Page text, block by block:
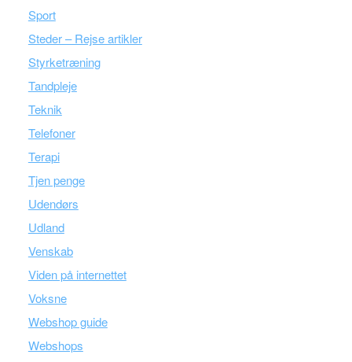
Sport
Steder – Rejse artikler
Styrketræning
Tandpleje
Teknik
Telefoner
Terapi
Tjen penge
Udendørs
Udland
Venskab
Viden på internettet
Voksne
Webshop guide
Webshops